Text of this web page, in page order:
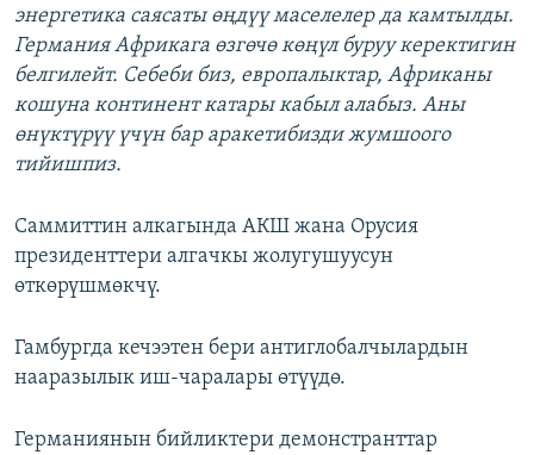
энергетика саясаты өңдүү маселелер да камтылды.
Германия Африкага өзгөчө көңүл буруу керектигин
белгилейт. Себеби биз, европалыктар, Африканы
кошуна континент катары кабыл алабыз. Аны
өнүктүрүү үчүн бар аракетибизди жумшоого
тийишпиз.
Саммиттин алкагында АКШ жана Орусия
президенттери алгачкы жолугушуусун
өткөрүшмөкчү.
Гамбургда кечээтен бери антиглобалчылардын
нааразылык иш-чаралары өтүүдө.
Германиянын бийликтери демонстранттар